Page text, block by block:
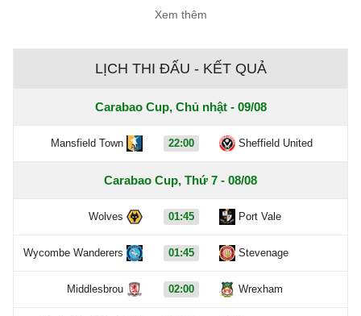
Xem thêm
LỊCH THI ĐẤU - KẾT QUẢ
Carabao Cup, Chủ nhật - 09/08
Mansfield Town 22:00 Sheffield United
Carabao Cup, Thứ 7 - 08/08
Wolves 01:45 Port Vale
Wycombe Wanderers 01:45 Stevenage
Middlesbrou 02:00 Wrexham